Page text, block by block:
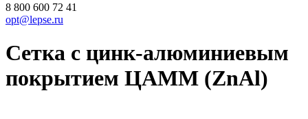
8 800 600 72 41
opt@lepse.ru
Сетка с цинк-алюминиевым
покрытием ЦАММ (ZnAl)